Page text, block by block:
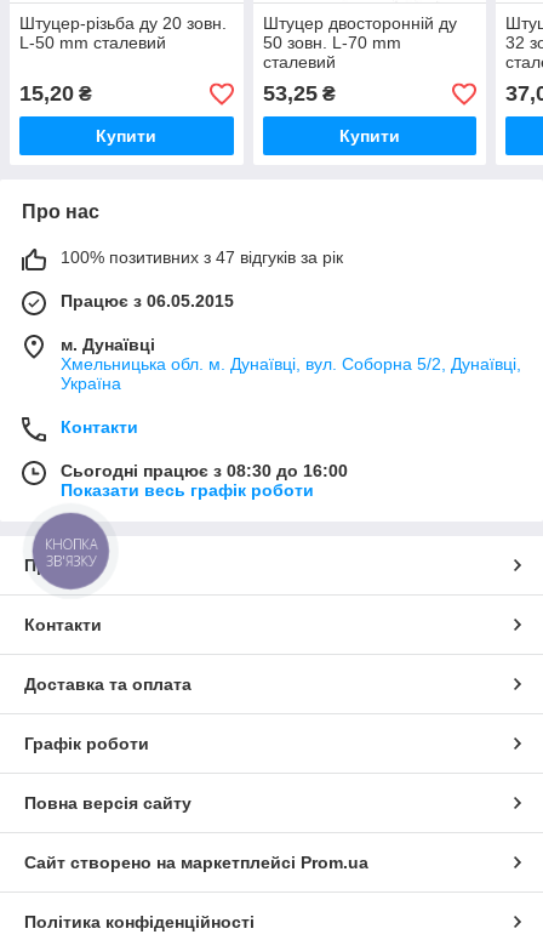
Штуцер-різьба ду 20 зовн.
L-50 mm сталевий
15,20 ₴
Купити
Штуцер двосторонній ду
50 зовн. L-70 mm
сталевий
53,25₴
Купити
32
Про нас
100% позитивних з 47 відгуків за рік
Працює з 06.05.2015
м. Дунаївці
Хмельницька обл. м. Дунаївці, вул. Соборна 5/2, Дунаївці,
Україна
Контакти
Сьогодні працює з 08:30 до 16:00
Показати весь графік роботи
Про нас
Контакти
Доставка та оплата
Графік роботи
Повна версія сайту
Сайт створено на маркетплейсі Prom.ua
Політика конфіденційності
КНОПКА
ЗВ'ЯЗКУ